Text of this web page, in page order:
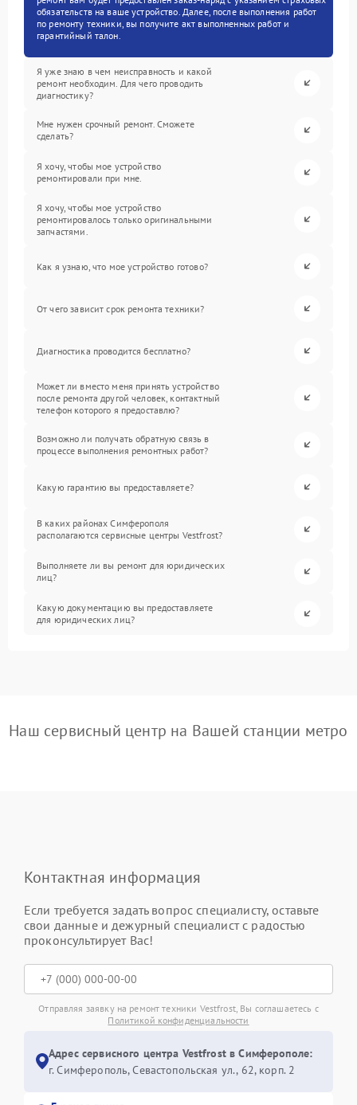
обязательств на ваше устройство. Далее, после выполнения работ
по ремонту техники, вы получите акт выполненных работ и
гарантийный талон.
Я уже знаю в чем неисправность и какой
ремонт необходим. Для чего проводить
диагностику?
Мне нужен срочный ремонт. Сможете
сделать?
Я хочу, чтобы мое устройство
ремонтировали при мне.
Я хочу, чтобы мое устройство
ремонтировалось только оригинальными
запчастями.
Как я узнаю, что мое устройство готово?
От чего зависит срок ремонта техники?
Диагностика проводится бесплатно?
Может ли вместо меня принять устройство
после ремонта другой человек, контактный
телефон которого я предоставлю?
Возможно ли получать обратную связь в
процессе выполнения ремонтных работ?
Какую гарантию вы предоставляете?
В каких районах Симферополя
располагаются сервисные центры Vestfrost?
Выполняете ли вы ремонт для юридических
лиц?
Какую документацию вы предоставляете
для юридических лиц?
Наш сервисный центр на Вашей станции метро
Контактная информация
Если требуется задать вопрос специалисту, оставьте
свои данные и дежурный специалист с радостью
проконсультирует Вас!
Отправляя заявку на ремонт техники Vestfrost, Вы соглашаетесь с
Политикой конфиденциальности
Адрес сервисного центра Vestfrost в Симферополе:
г. Симферополь, Севастопольская ул., 62, корп. 2